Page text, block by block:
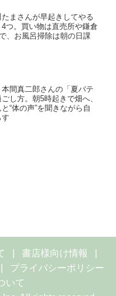
まさんが早起きしてやる
4つ。買い物は直売所や鎌倉
、お風呂掃除は朝の日課
間真二郎さんの「夏バテ
し方。朝5時起きで畑へ、
“体の声”を聞きながら自
す
書店様向け情報
プライバシーポリシー
いて